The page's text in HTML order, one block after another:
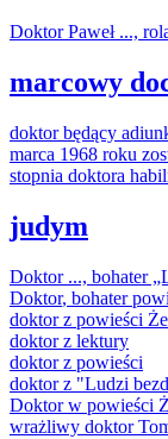
DoktorPaweł ...,
marcowy
doktorbędący
marca 1968 roku
stopnia doktora
judym
Doktor..., bohater
Doktor, bohater
doktorz powieści
doktorz lektury
doktorz powieści
doktorz "Ludzi
Doktorw powieści
wrażliwy doktor